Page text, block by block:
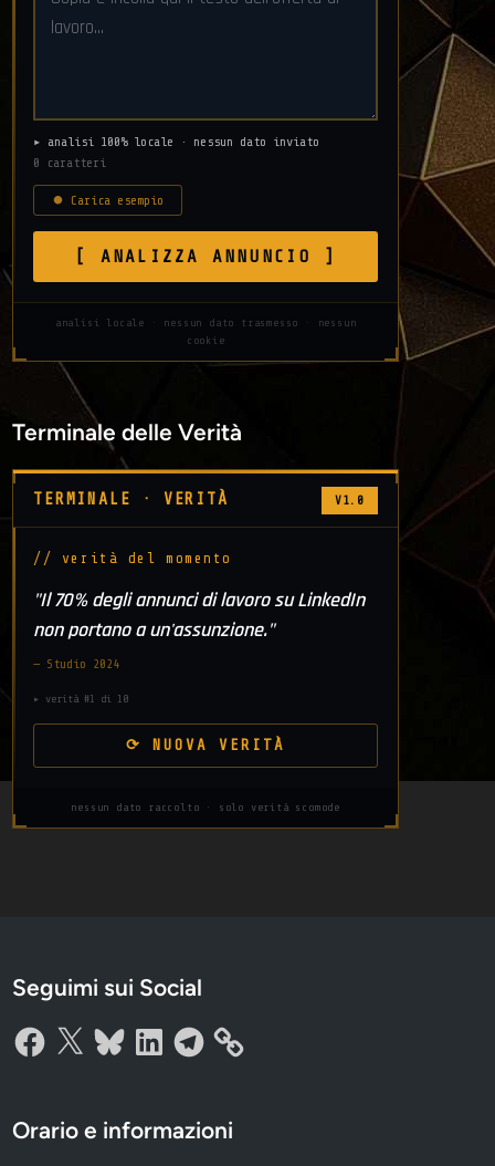
▸ analisi 100% locale · nessun dato inviato
0 caratteri
⏺ Carica esempio
[ ANALIZZA ANNUNCIO ]
analisi locale · nessun dato trasmesso · nessun
cookie
Terminale delle Verità
TERMINALE · VERITÀ V1.0
// verità del momento
"Il 70% degli annunci di lavoro su LinkedIn
non portano a un'assunzione."
— Studio 2024
▸ verità #1 di 10
⟳ NUOVA VERITÀ
nessun dato raccolto · solo verità scomode
Seguimi sui Social
Facebook
X BlueskyLinkedInTelegram
Orario e informazioni